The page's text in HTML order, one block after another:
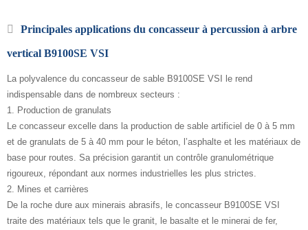
Principales applications du concasseur à percussion à arbre
vertical B9100SE VSI
La polyvalence du concasseur de sable B9100SE VSI le rend
indispensable dans de nombreux secteurs :
1. Production de granulats
Le concasseur excelle dans la production de sable artificiel de 0 à 5 mm
et de granulats de 5 à 40 mm pour le béton, l’asphalte et les matériaux de
base pour routes. Sa précision garantit un contrôle granulométrique
rigoureux, répondant aux normes industrielles les plus strictes.
2. Mines et carrières
De la roche dure aux minerais abrasifs, le concasseur B9100SE VSI
traite des matériaux tels que le granit, le basalte et le minerai de fer,